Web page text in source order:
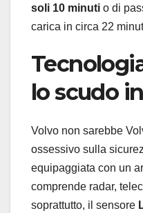
soli 10 minuti o di
carica in circa 22
lo scudo
Volvo non sarebbe
ossessivo sulla
equipaggiata con un
comprende radar,
soprattutto, il sensore